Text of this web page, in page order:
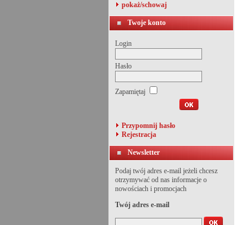
pokaż/schowaj
Twoje konto
Login
Hasło
Zapamiętaj
Przypomnij hasło
Rejestracja
Newsletter
Podaj twój adres e-mail jeżeli chcesz
otrzymywać od nas informacje o
nowościach i promocjach
Twój adres e-mail